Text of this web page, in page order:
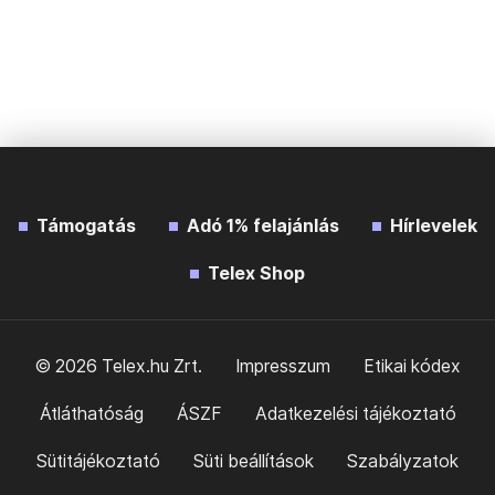
Támogatás Adó 1% felajánlás Hírlevelek
Telex Shop
© 2026 Telex.hu Zrt. Impresszum Etikai kódex
Átláthatóság ÁSZF Adatkezelési tájékoztató
Sütitájékoztató Süti beállítások Szabályzatok